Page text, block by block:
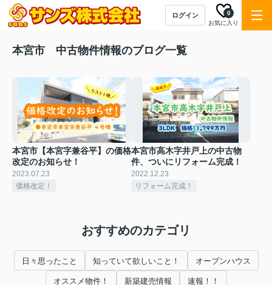
ログイン
お気に入り
0
本宮市 中古物件情報のブログ一覧
本宮市【本宮字兼谷平】の価格
改定のお知らせ！
2023.07.23
価格改定！
本宮市高木字井戸上の中古物
件、ついにリフォーム完成！
2022.12.23
リフォーム完成！
おすすめのカテゴリ
日々思ったこと 知っていて欲しいこと！ オープンハウス
オススメ物件！ 新築建売情報 速報！！